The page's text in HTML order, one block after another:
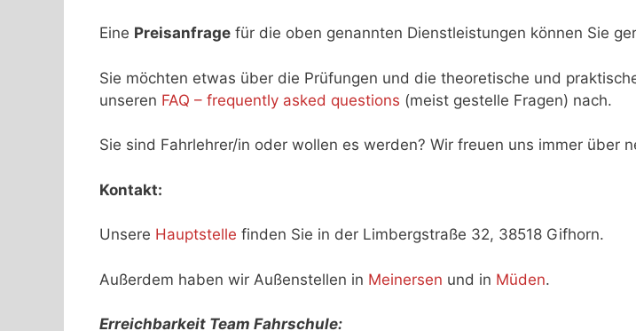
Eine Preisanfrage für die oben genannten Dienstleistungen können Sie
Sie möchten etwas über die Prüfungen und die theoretische und
unseren FAQ – frequently asked questions (meist gestelle Fragen) nach.
Sie sind Fahrlehrer/in oder wollen es werden? Wir freuen uns immer über
Kontakt:
Unsere Hauptstelle finden Sie in der Limbergstraße 32, 38518 Gifhorn.
Außerdem haben wir Außenstellen in Meinersen und in Müden.
Erreichbarkeit Team Fahrschule: